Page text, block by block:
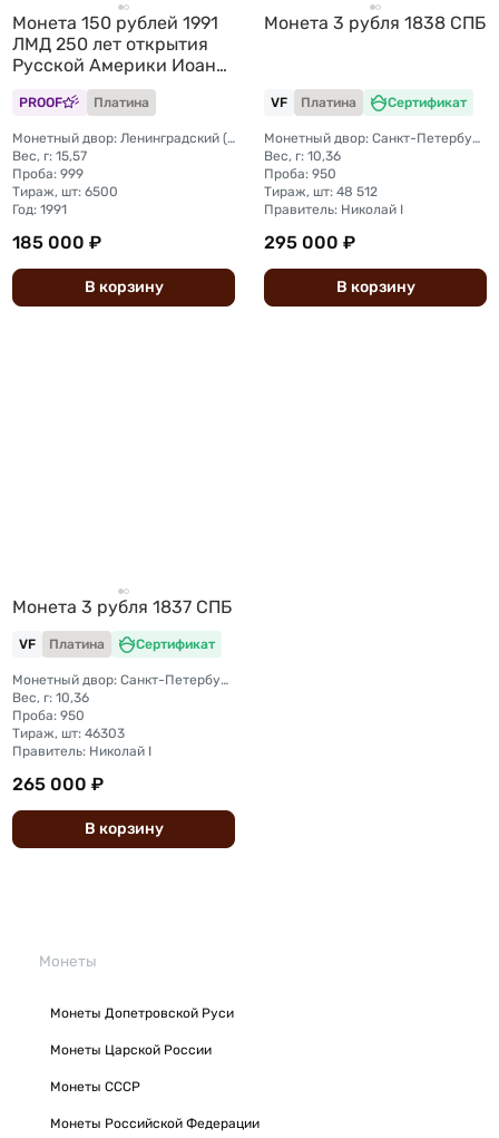
Монеты
Монеты Допетровской Руси
Монеты Царской России
Монеты СССР
Монеты Российской Федерации
Монета 150 рублей 1991
ЛМД 250 лет открытия
Русской Америки Иоанн
Вениаминов миссионер
и просветитель
PROOF Платина
Монетный двор: Ленинградский (ЛМД)
Вес, г: 15,57
Проба: 999
Тираж, шт: 6500
Год: 1991
185 000 ₽
В корзину
Монета 3 рубля 1838 СПБ
VF Платина Сертификат
Монетный двор: Санкт-Петербургский монетный двор
Вес, г: 10,36
Проба: 950
Тираж, шт: 48 512
Правитель: Николай I
295 000 ₽
В корзину
Монета 3 рубля 1837 СПБ
VF Платина Сертификат
Монетный двор: Санкт-Петербургский монетный двор
Вес, г: 10,36
Проба: 950
Тираж, шт: 46303
Правитель: Николай I
265 000 ₽
В корзину